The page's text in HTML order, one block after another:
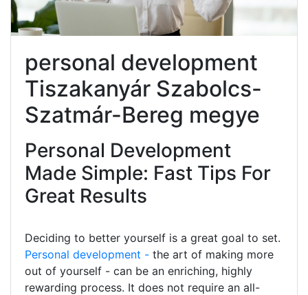
personal development
Tiszakanyár Szabolcs-
Szatmár-Bereg megye
Personal Development
Made Simple: Fast Tips For
Great Results
Deciding to better yourself is a great goal to set.
Personal development - the art of making more
out of yourself - can be an enriching, highly
rewarding process. It does not require an all-